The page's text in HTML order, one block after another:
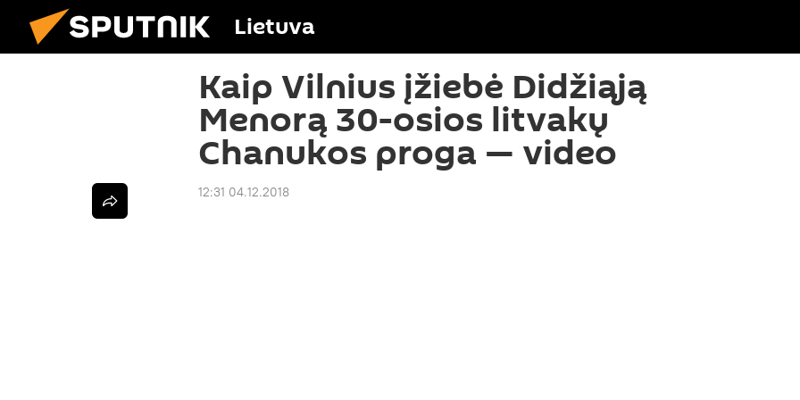
Lietuva
Kaip Vilnius įžiebė Didžiąją
Menorą 30-osios litvakų
Chanukos proga — video
12:31 04.12.2018